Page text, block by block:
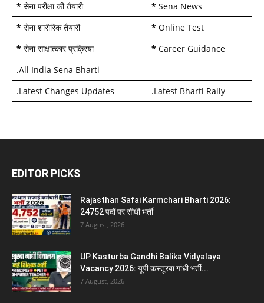
* सेना परीक्षा की तैयारी * Sena News
* सेना शारीरिक तैयारी * Online Test
* सेना साक्षात्कार प्रक्रिया * Career Guidance
.All India Sena Bharti
.Latest Changes Updates .Latest Bharti Rally
EDITOR PICKS
Rajasthan Safai Karmchari Bharti 2026:
24752 पदों पर सीधी भर्ती
7 August, 2026
UP Kasturba Gandhi Balika Vidyalaya
Vacancy 2026: यूपी कस्तूरबा गांधी भर्ती...
7 August, 2026